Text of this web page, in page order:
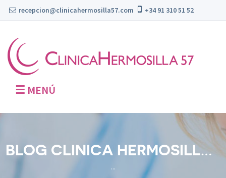
recepcion@clinicahermosilla57.com +34 91 310 51 52
☰ MENÚ
BLOG CLINICA HERMOSILLA 57
...